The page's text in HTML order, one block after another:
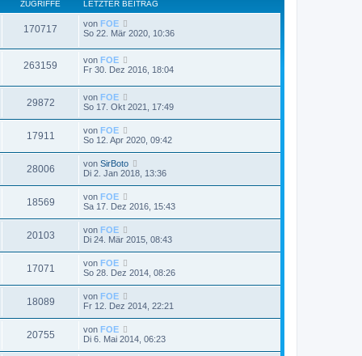
ZUGRIFFE LETZTER BEITRAG
170717 von FOE
So 22. Mär 2020, 10:36
263159 von FOE
Fr 30. Dez 2016, 18:04
29872 von FOE
So 17. Okt 2021, 17:49
17911 von FOE
So 12. Apr 2020, 09:42
28006 von SirBoto
Di 2. Jan 2018, 13:36
18569 von FOE
Sa 17. Dez 2016, 15:43
20103 von FOE
Di 24. Mär 2015, 08:43
17071 von FOE
So 28. Dez 2014, 08:26
18089 von FOE
Fr 12. Dez 2014, 22:21
20755 von FOE
Di 6. Mai 2014, 06:23